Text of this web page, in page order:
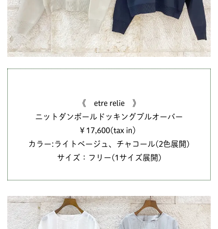
《 etre relie 》
ニットダンボールドッキングプルオーバー
￥17,600(tax in）
カラー:ライトベージュ、チャコール(2色展開)
サイズ：フリー(1サイズ展開)